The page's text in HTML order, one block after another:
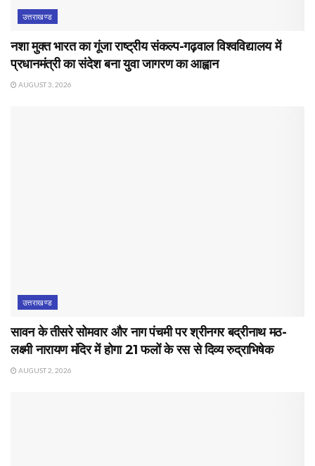
उत्तराखण्ड
नशा मुक्त भारत का गूंजा राष्ट्रीय संकल्प-गढ़वाल विश्वविद्यालय में
प्रधानमंत्री का संदेश बना युवा जागरण का आह्वान
AUGUST 3, 2026
उत्तराखण्ड
सावन के तीसरे सोमवार और नाग पंचमी पर श्रीनगर बद्रीनाथ मठ-
लक्ष्मी नारायण मंदिर में होगा 21 फलों के रस से दिव्य रुद्राभिषेक
AUGUST 2, 2026